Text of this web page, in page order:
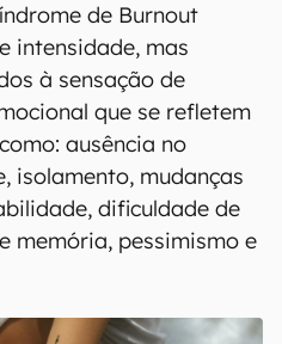
de Burnout
intensidade, mas
à sensação de
que se refletem
ausência no
isolamento, mudanças
dificuldade de
memória, pessimismo e